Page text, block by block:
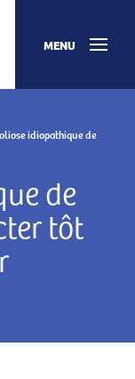
MENU
idiopathique de
de
tôt